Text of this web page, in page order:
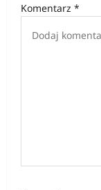
Komentarz *